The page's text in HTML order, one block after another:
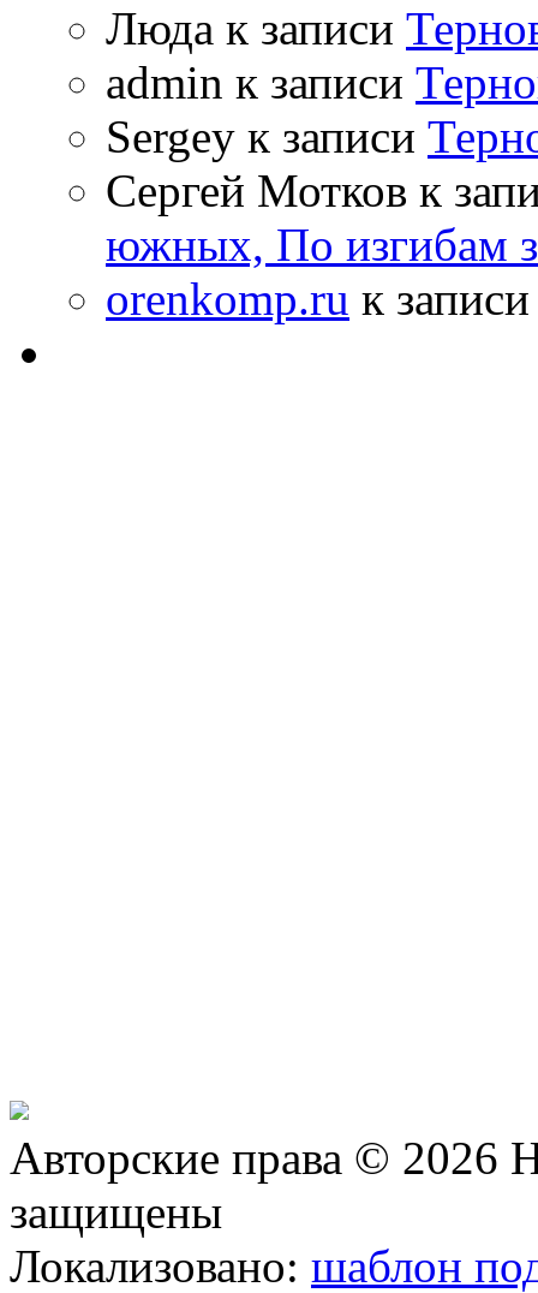
Люда к записи
admin к записи
Sergey к записи
Сергей Мотков к
южных, По изгибам
orenkomp.ru к
Авторские права © 2026
защищены
Локализовано: шаблон